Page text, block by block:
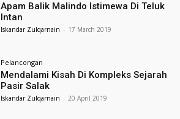
Apam Balik Malindo Istimewa Di Teluk
Intan
Iskandar Zulqarnain - 17 March 2019
Pelancongan
Mendalami Kisah Di Kompleks Sejarah
Pasir Salak
Iskandar Zulqarnain - 20 April 2019